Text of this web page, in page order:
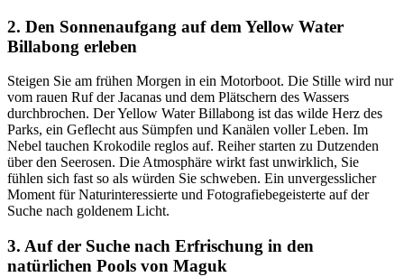
2. Den Sonnenaufgang auf dem Yellow Water
Billabong erleben
Steigen Sie am frühen Morgen in ein Motorboot. Die Stille wird nur
vom rauen Ruf der Jacanas und dem Plätschern des Wassers
durchbrochen. Der Yellow Water Billabong ist das wilde Herz des
Parks, ein Geflecht aus Sümpfen und Kanälen voller Leben. Im
Nebel tauchen Krokodile reglos auf. Reiher starten zu Dutzenden
über den Seerosen. Die Atmosphäre wirkt fast unwirklich, Sie
fühlen sich fast so als würden Sie schweben. Ein unvergesslicher
Moment für Naturinteressierte und Fotografiebegeisterte auf der
Suche nach goldenem Licht.
3. Auf der Suche nach Erfrischung in den
natürlichen Pools von Maguk